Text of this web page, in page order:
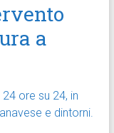
a
ore su 24, in
e dintorni.